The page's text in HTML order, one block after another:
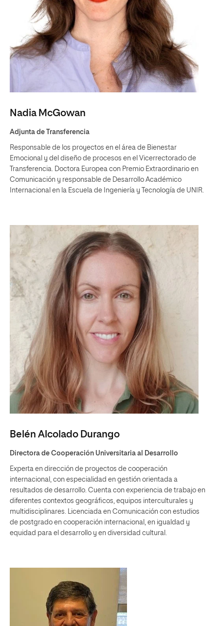
Nadia McGowan
Adjunta de Transferencia
Responsable de los proyectos en el área de Bienestar
Emocional y del diseño de procesos en el Vicerrectorado de
Transferencia. Doctora Europea con Premio Extraordinario en
Comunicación y responsable de Desarrollo Académico
Internacional en la Escuela de Ingeniería y Tecnología de UNIR.
Belén Alcolado Durango
Directora de Cooperación Universitaria al Desarrollo
Experta en dirección de proyectos de cooperación
internacional, con especialidad en gestión orientada a
resultados de desarrollo. Cuenta con experiencia de trabajo en
diferentes contextos geográficos, equipos interculturales y
multidisciplinares. Licenciada en Comunicación con estudios
de postgrado en cooperación internacional, en igualdad y
equidad para el desarrollo y en diversidad cultural.